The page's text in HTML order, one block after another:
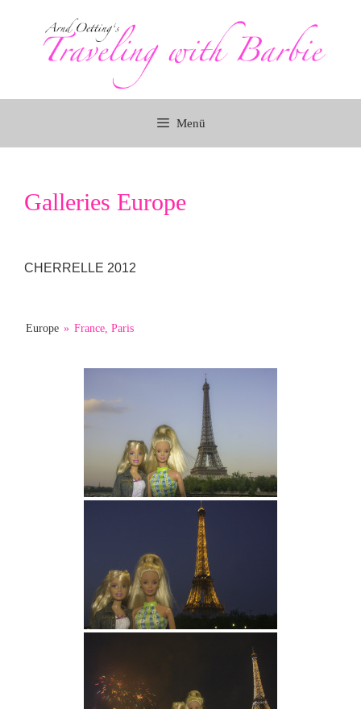
springen
Menü
Galleries Europe
CHERRELLE 2012
Europe » France, Paris